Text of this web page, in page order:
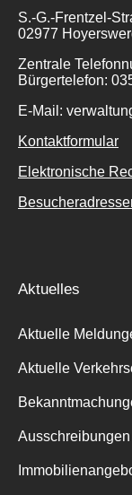
Suche
S.-G.-Frentzel-
02977
Zentrale
Bürgertelefon:
E-Mail:
Kontaktformular
Elektronische
Aktuelles
Aktuelle
Aktuelle
Ausschreibungen